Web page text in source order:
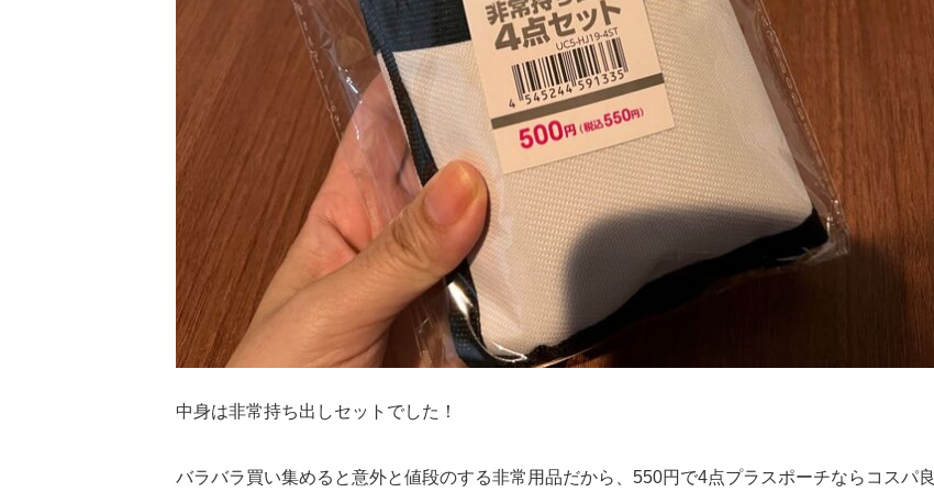
中身は非常持ち出しセットでした！
バラバラ買い集めると意外と値段のする非常用品だから、550円で4点プラスポーチならコスパ良